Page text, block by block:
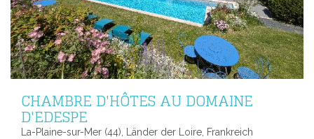
CHAMBRE D'HÔTES AU DOMAINE
D'EDESPE
La-Plaine-sur-Mer (44), Länder der Loire, Frankreich